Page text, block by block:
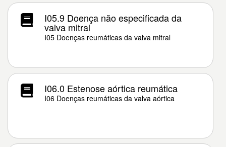
I05.9 Doença não especificada da
valva mitral
I05 Doenças reumáticas da valva mitral
I06.0 Estenose aórtica reumática
I06 Doenças reumáticas da valva aórtica